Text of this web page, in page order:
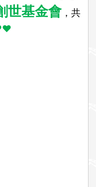
世基金會，共